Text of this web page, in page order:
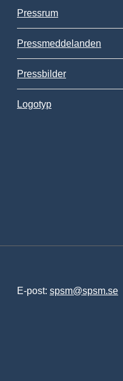
Pressrum
Pressmeddelanden
Pressbilder
Logotyp
E-post: spsm@spsm.se